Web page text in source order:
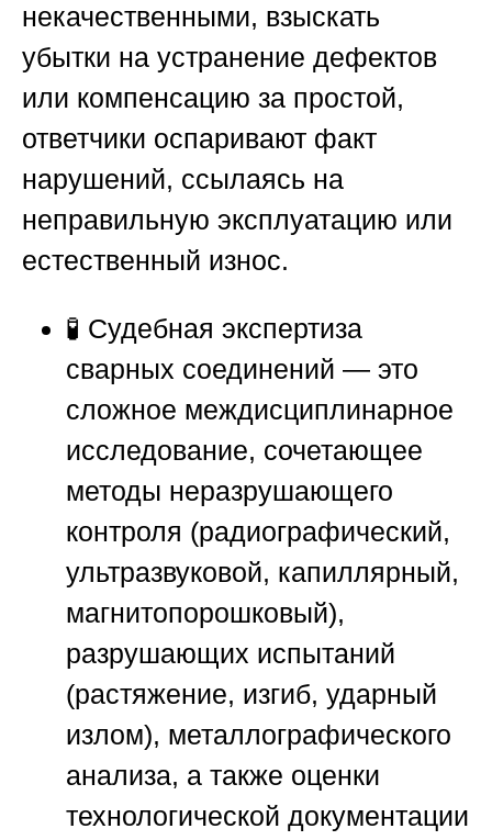
некачественными, взыскать
убытки на устранение дефектов
или компенсацию за простой,
ответчики оспаривают факт
нарушений, ссылаясь на
неправильную эксплуатацию или
естественный износ.
🧪 Судебная экспертиза
сварных соединений — это
сложное междисциплинарное
исследование, сочетающее
методы неразрушающего
контроля (радиографический,
ультразвуковой, капиллярный,
магнитопорошковый),
разрушающих испытаний
(растяжение, изгиб, ударный
излом), металлографического
анализа, а также оценки
технологической документации